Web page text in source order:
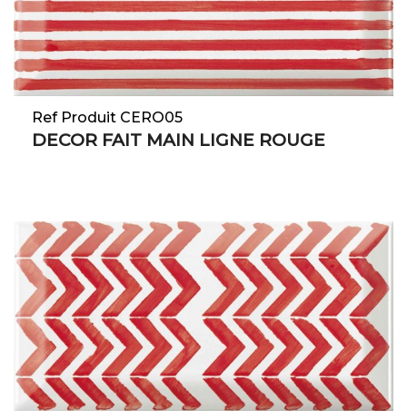
Ref Produit CERO05
DECOR FAIT MAIN LIGNE ROUGE